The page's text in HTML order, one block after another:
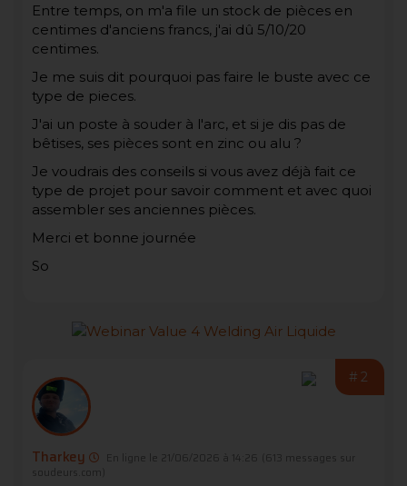
Entre temps, on m'a file un stock de pièces en
centimes d'anciens francs, j'ai dû 5/10/20
centimes.
Je me suis dit pourquoi pas faire le buste avec ce
type de pieces.
J'ai un poste à souder à l'arc, et si je dis pas de
bêtises, ses pièces sont en zinc ou alu ?
Je voudrais des conseils si vous avez déjà fait ce
type de projet pour savoir comment et avec quoi
assembler ses anciennes pièces.
Merci et bonne journée
So
#2
Tharkey En ligne le 21/06/2026 à 14:26
(613 messages sur
soudeurs.com)